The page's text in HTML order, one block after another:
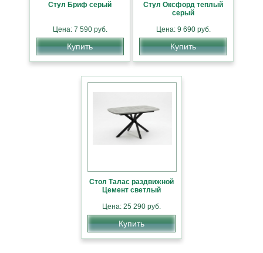
Стул Бриф серый
Цена: 7 590 руб.
Купить
Стул Оксфорд теплый
серый
Цена: 9 690 руб.
Купить
Стол Талас раздвижной
Цемент светлый
Цена: 25 290 руб.
Купить